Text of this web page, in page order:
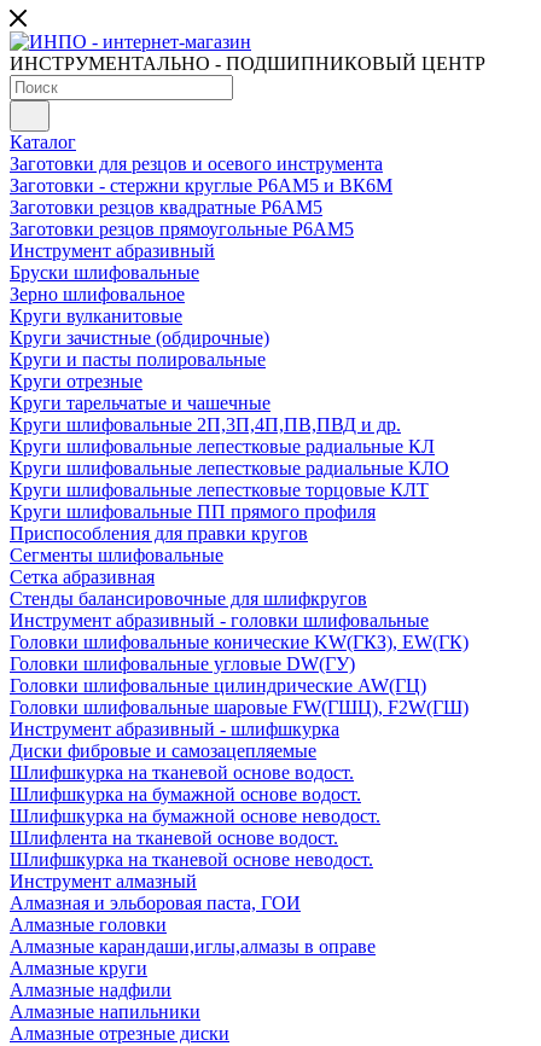
ИНСТРУМЕНТАЛЬНО - ПОДШИПНИКОВЫЙ ЦЕНТР
Каталог
Заготовки для резцов и осевого инструмента
Заготовки - стержни круглые Р6АМ5 и ВК6М
Заготовки резцов квадратные Р6АМ5
Заготовки резцов прямоугольные Р6АМ5
Инструмент абразивный
Бруски шлифовальные
Зерно шлифовальное
Круги вулканитовые
Круги зачистные (обдирочные)
Круги и пасты полировальные
Круги отрезные
Круги тарельчатые и чашечные
Круги шлифовальные 2П,3П,4П,ПВ,ПВД и др.
Круги шлифовальные лепестковые радиальные КЛ
Круги шлифовальные лепестковые радиальные КЛО
Круги шлифовальные лепестковые торцовые КЛТ
Круги шлифовальные ПП прямого профиля
Приспособления для правки кругов
Сегменты шлифовальные
Сетка абразивная
Стенды балансировочные для шлифкругов
Инструмент абразивный - головки шлифовальные
Головки шлифовальные конические KW(ГКЗ), EW(ГК)
Головки шлифовальные угловые DW(ГУ)
Головки шлифовальные цилиндрические AW(ГЦ)
Головки шлифовальные шаровые FW(ГШЦ), F2W(ГШ)
Инструмент абразивный - шлифшкурка
Диски фибровые и самозацепляемые
Шлифшкурка на тканевой основе водост.
Шлифшкурка на бумажной основе водост.
Шлифшкурка на бумажной основе неводост.
Шлифлента на тканевой основе водост.
Шлифшкурка на тканевой основе неводост.
Инструмент алмазный
Алмазная и эльборовая паста, ГОИ
Алмазные головки
Алмазные карандаши,иглы,алмазы в оправе
Алмазные круги
Алмазные надфили
Алмазные напильники
Алмазные отрезные диски